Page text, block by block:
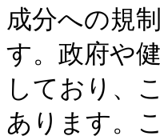
成分への規
す。政府や
しており、
あります。